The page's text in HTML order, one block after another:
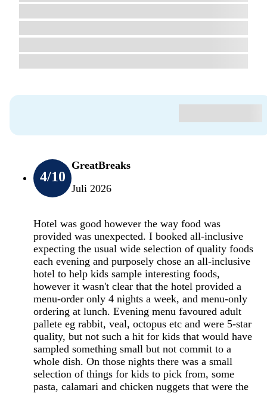
4/10
GreatBreaks
Juli 2026
Hotel was good however the way food was
provided was unexpected. I booked all-inclusive
expecting the usual wide selection of quality foods
each evening and purposely chose an all-inclusive
hotel to help kids sample interesting foods,
however it wasn't clear that the hotel provided a
menu-order only 4 nights a week, and menu-only
ordering at lunch. Evening menu favoured adult
pallete eg rabbit, veal, octopus etc and were 5-star
quality, but not such a hit for kids that would have
sampled something small but not commit to a
whole dish. On those nights there was a small
selection of things for kids to pick from, some
pasta, calamari and chicken nuggets that were the